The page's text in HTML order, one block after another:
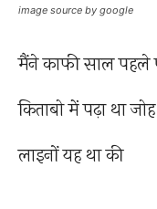
image source by google
मैंने काफी साल पहले
किताबो में पढ़ा था
लाइनों यह था की